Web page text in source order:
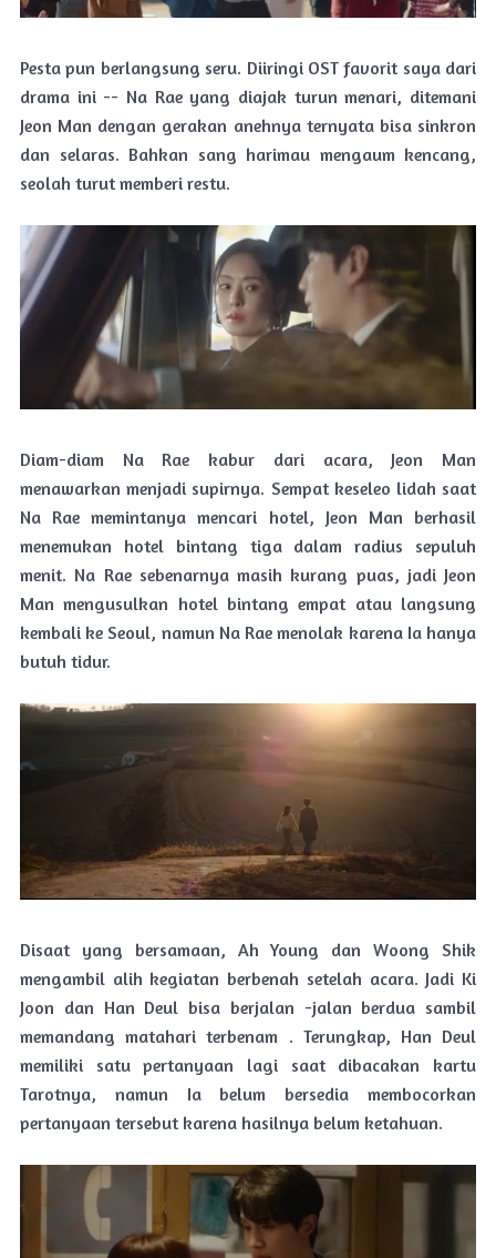
Pesta pun berlangsung seru. Diiringi OST favorit saya dari
drama ini -- Na Rae yang diajak turun menari, ditemani
Jeon Man dengan gerakan anehnya ternyata bisa sinkron
dan selaras. Bahkan sang harimau mengaum kencang,
seolah turut memberi restu.
Diam-diam Na Rae kabur dari acara, Jeon Man
menawarkan menjadi supirnya. Sempat keseleo lidah saat
Na Rae memintanya mencari hotel, Jeon Man berhasil
menemukan hotel bintang tiga dalam radius sepuluh
menit. Na Rae sebenarnya masih kurang puas, jadi Jeon
Man mengusulkan hotel bintang empat atau langsung
kembali ke Seoul, namun Na Rae menolak karena Ia hanya
butuh tidur.
Disaat yang bersamaan, Ah Young dan Woong Shik
mengambil alih kegiatan berbenah setelah acara. Jadi Ki
Joon dan Han Deul bisa berjalan -jalan berdua sambil
memandang matahari terbenam . Terungkap, Han Deul
memiliki satu pertanyaan lagi saat dibacakan kartu
Tarotnya, namun Ia belum bersedia membocorkan
pertanyaan tersebut karena hasilnya belum ketahuan.